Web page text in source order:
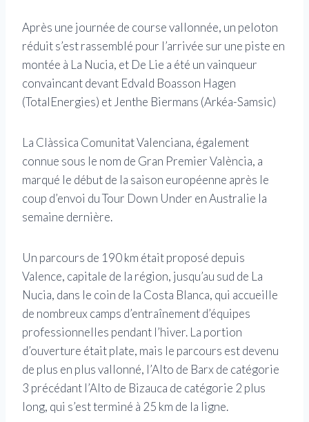
Après une journée de course vallonnée, un peloton
réduit s’est rassemblé pour l’arrivée sur une piste en
montée à La Nucia, et De Lie a été un vainqueur
convaincant devant Edvald Boasson Hagen
(TotalEnergies) et Jenthe Biermans (Arkéa-Samsic)
La Clàssica Comunitat Valenciana, également
connue sous le nom de Gran Premier València, a
marqué le début de la saison européenne après le
coup d’envoi du Tour Down Under en Australie la
semaine dernière.
Un parcours de 190 km était proposé depuis
Valence, capitale de la région, jusqu’au sud de La
Nucia, dans le coin de la Costa Blanca, qui accueille
de nombreux camps d’entraînement d’équipes
professionnelles pendant l’hiver. La portion
d’ouverture était plate, mais le parcours est devenu
de plus en plus vallonné, l’Alto de Barx de catégorie
3 précédant l’Alto de Bizauca de catégorie 2 plus
long, qui s’est terminé à 25 km de la ligne.